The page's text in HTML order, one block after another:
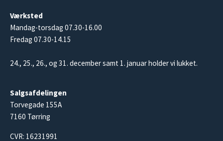
Værksted
Mandag-torsdag 07.30-16.00
Fredag 07.30-14.15
24., 25., 26., og 31. december samt 1. januar holder vi lukket.
Salgsafdelingen
Torvegade 155A
7160 Tørring
CVR: 16231991